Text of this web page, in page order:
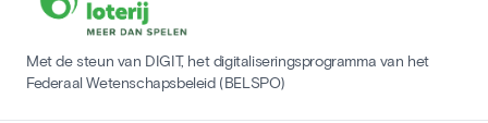
Met de steun van DIGIT, het digitaliseringsprogramma van het
Federaal Wetenschapsbeleid (BELSPO)